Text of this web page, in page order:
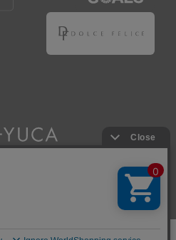
Co., Ltd. All Rights Reserved.